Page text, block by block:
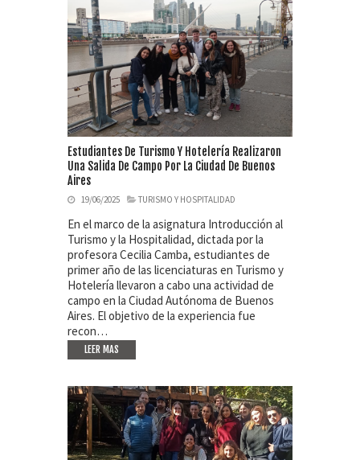
Estudiantes De Turismo Y Hotelería Realizaron
Una Salida De Campo Por La Ciudad De Buenos
Aires
19/06/2025 TURISMO Y HOSPITALIDAD
En el marco de la asignatura Introducción al
Turismo y la Hospitalidad, dictada por la
profesora Cecilia Camba, estudiantes de
primer año de las licenciaturas en Turismo y
Hotelería llevaron a cabo una actividad de
campo en la Ciudad Autónoma de Buenos
Aires. El objetivo de la experiencia fue
recon…
LEER MAS